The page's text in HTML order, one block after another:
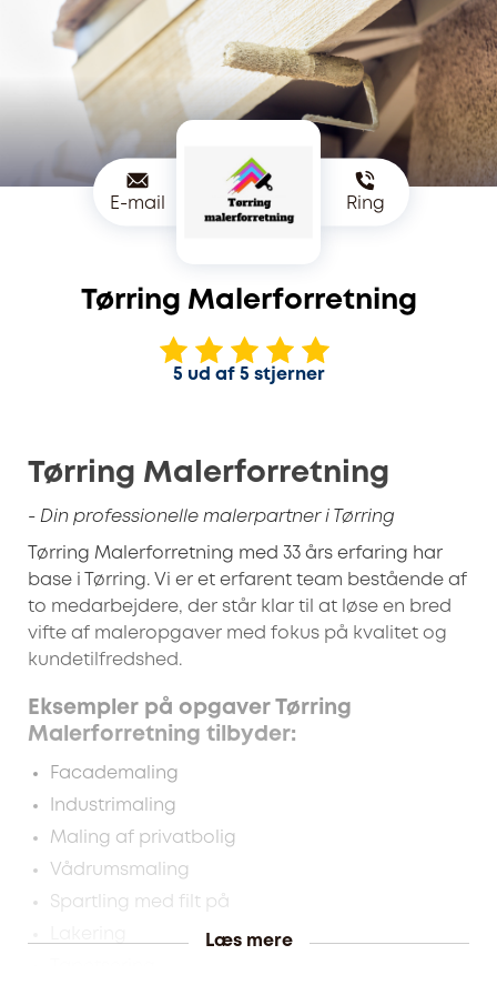
E-mail Ring
Tørring Malerforretning
5 ud af 5 stjerner
Tørring Malerforretning
- Din professionelle malerpartner i Tørring
Tørring Malerforretning med 33 års erfaring har
base i Tørring. Vi er et erfarent team bestående af
to medarbejdere, der står klar til at løse en bred
vifte af maleropgaver med fokus på kvalitet og
kundetilfredshed.
Eksempler på opgaver Tørring
Malerforretning tilbyder:
Facademaling
Industrimaling
Maling af privatbolig
Vådrumsmaling
Spartling med filt på
Læs mere